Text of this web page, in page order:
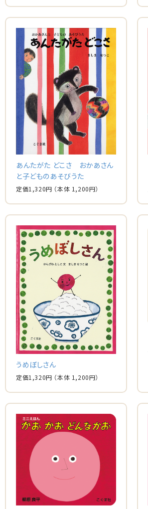
あんたがた どこさ おかあさん
と子どものあそびうた
定価1,320円 （本体 1,200円）
うめぼしさん
定価1,320円 （本体 1,200円）